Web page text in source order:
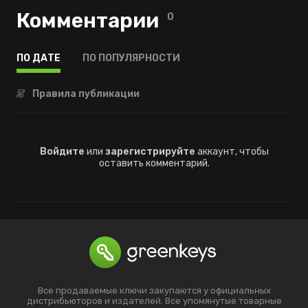
Комментарии 0
ПО ДАТЕ ПО ПОПУЛЯРНОСТИ
Правила публикации
Войдите или зарегистрируйте аккаунт, чтобы
оставить комментарий.
Все продаваемые ключи закупаются у официальных
дистрибьюторов и издателей. Все упомянутые товарные